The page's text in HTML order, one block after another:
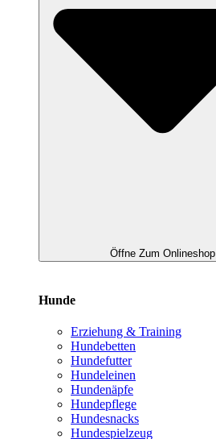
Öffne Zum Onlineshop
Hunde
Erziehung & Training
Hundebetten
Hundefutter
Hundeleinen
Hundenäpfe
Hundepflege
Hundesnacks
Hundespielzeug